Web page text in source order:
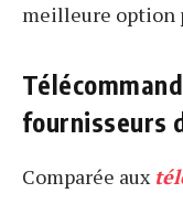
meilleure option
fournisseurs
Comparée aux